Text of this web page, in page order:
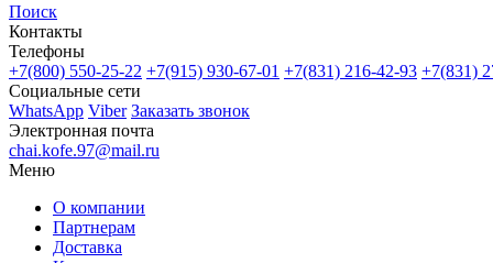
Поиск
Контакты
Телефоны
+7(800) 550-25-22 +7(915) 930-67-01 +7(831) 216-42-93 +7(831)
Социальные сети
WhatsApp Viber Заказать звонок
Электронная почта
chai.kofe.97@mail.ru
Меню
О компании
Партнерам
Доставка